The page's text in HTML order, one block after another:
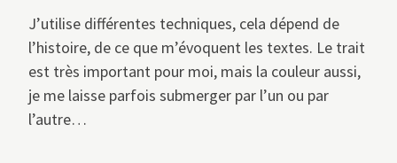
J’utilise différentes techniques, cela dépend de
l’histoire, de ce que m’évoquent les textes. Le trait
est très important pour moi, mais la couleur aussi,
je me laisse parfois submerger par l’un ou par
l’autre…